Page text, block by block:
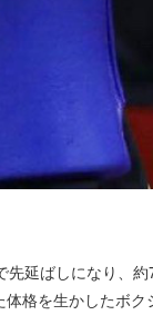
延ばしになり、
格を生かしたボク